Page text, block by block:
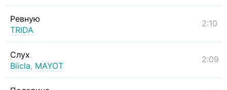
Ревную
TRIDA
2:10
Слух
Biicla, MAYOT
2:09